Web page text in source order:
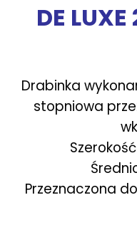
DE
Drabinka
stopniowa
Przeznaczona